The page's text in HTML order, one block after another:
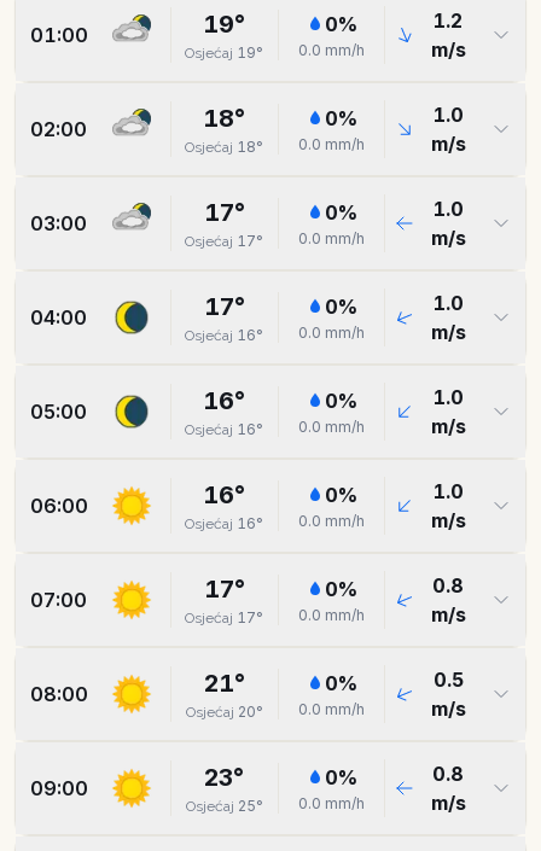
01:00 19°
Osjećaj 19°
0%
0.0 mm/h
1.2
m/s
02:00 18°
Osjećaj 18°
0%
0.0 mm/h
1.0
m/s
03:00 17°
Osjećaj 17°
0%
0.0 mm/h
1.0
m/s
04:00 17°
Osjećaj 16°
0%
0.0 mm/h
1.0
m/s
05:00 16°
Osjećaj 16°
0%
0.0 mm/h
1.0
m/s
06:00 16°
Osjećaj 16°
0%
0.0 mm/h
1.0
m/s
07:00 17°
Osjećaj 17°
0%
0.0 mm/h
0.8
m/s
08:00 21°
Osjećaj 20°
0%
0.0 mm/h
0.5
m/s
09:00 23°
Osjećaj 25°
0%
0.0 mm/h
0.8
m/s